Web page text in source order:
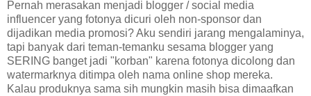
Pernah merasakan menjadi blogger / social media
influencer yang fotonya dicuri oleh non-sponsor dan
dijadikan media promosi? Aku sendiri jarang mengalaminya,
tapi banyak dari teman-temanku sesama blogger yang
SERING banget jadi "korban" karena fotonya dicolong dan
watermarknya ditimpa oleh nama online shop mereka.
Kalau produknya sama sih mungkin masih bisa dimaafkan